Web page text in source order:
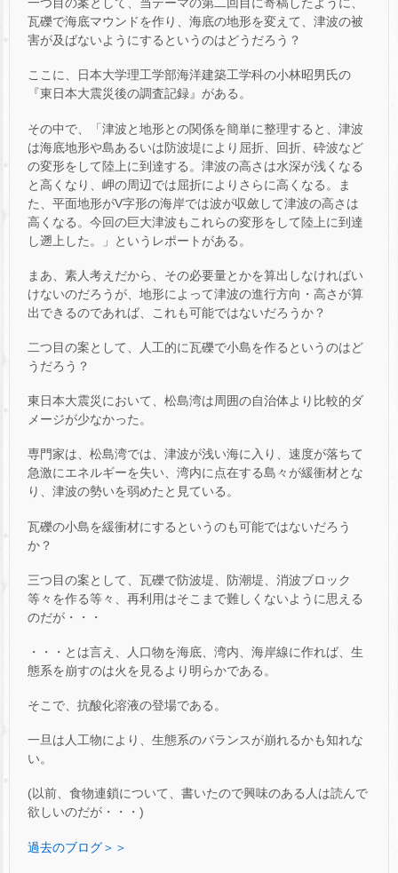
瓦礫で海底マウンドを作り、海底の地形を変えて、津波の被
害が及ばないようにするというのはどうだろう？
ここに、日本大学理工学部海洋建築工学科の小林昭男氏の
『東日本大震災後の調査記録』がある。
その中で、「津波と地形との関係を簡単に整理すると、津波
は海底地形や島あるいは防波堤により屈折、回折、砕波など
の変形をして陸上に到達する。津波の高さは水深が浅くなる
と高くなり、岬の周辺では屈折によりさらに高くなる。ま
た、平面地形がV字形の海岸では波が収斂して津波の高さは
高くなる。今回の巨大津波もこれらの変形をして陸上に到達
し遡上した。」というレポートがある。
まあ、素人考えだから、その必要量とかを算出しなければい
けないのだろうが、地形によって津波の進行方向・高さが算
出できるのであれば、これも可能ではないだろうか？
二つ目の案として、人工的に瓦礫で小島を作るというのはど
うだろう？
東日本大震災において、松島湾は周囲の自治体より比較的ダ
メージが少なかった。
専門家は、松島湾では、津波が浅い海に入り、速度が落ちて
急激にエネルギーを失い、湾内に点在する島々が緩衝材とな
り、津波の勢いを弱めたと見ている。
瓦礫の小島を緩衝材にするというのも可能ではないだろう
か？
三つ目の案として、瓦礫で防波堤、防潮堤、消波ブロック
等々を作る等々、再利用はそこまで難しくないように思える
のだが・・・
・・・とは言え、人口物を海底、湾内、海岸線に作れば、生
態系を崩すのは火を見るより明らかである。
そこで、抗酸化溶液の登場である。
一旦は人工物により、生態系のバランスが崩れるかも知れな
い。
(以前、食物連鎖について、書いたので興味のある人は読んで
欲しいのだが・・・)
過去のブログ＞＞